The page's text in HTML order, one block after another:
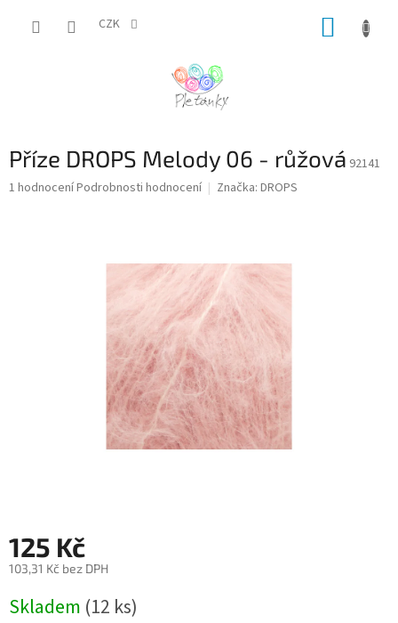
CZK
Příze DROPS Melody 06 - růžová 92141
Průměrné
1 hodnoceníPodrobnosti hodnocení Značka: DROPS
125 Kč
103,31 Kč bez DPH
cena:
Skladem (12 ks)